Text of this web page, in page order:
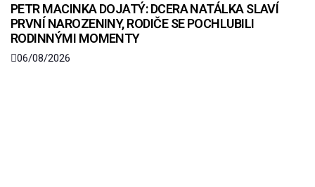
PETR MACINKA DOJATÝ: DCERA NATÁLKA SLAVÍ
PRVNÍ NAROZENINY, RODIČE SE POCHLUBILI
RODINNÝMI MOMENTY
06/08/2026